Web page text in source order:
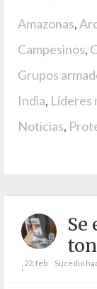
Amazonas,
Campesinos,
Grupos
India, Líderes
Noticias,
;22. feb Sucedió